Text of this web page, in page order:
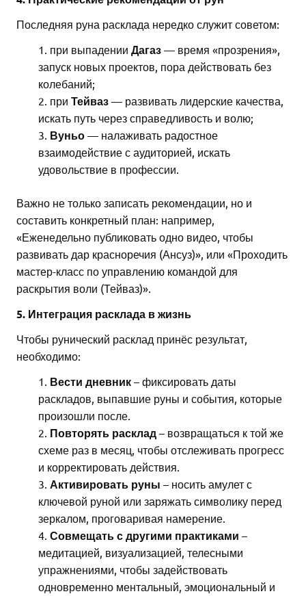
Последняя руна расклада нередко служит советом:
при выпадении Дагаз — время «прозрения»,
запуск новых проектов, пора действовать без
колебаний;
при Тейваз — развивать лидерские качества,
искать путь через справедливость и волю;
Вуньо — налаживать радостное
взаимодействие с аудиторией, искать
удовольствие в профессии.
Важно не только записать рекомендации, но и
составить конкретный план: например,
«Еженедельно публиковать одно видео, чтобы
развивать дар красноречия (Ансуз)», или «Проходить
мастер-класс по управлению командой для
раскрытия воли (Тейваз)».
5. Интеграция расклада в жизнь
Чтобы рунический расклад принёс результат,
необходимо:
Вести дневник – фиксировать даты
раскладов, выпавшие руны и события, которые
произошли после.
Повторять расклад – возвращаться к той же
схеме раз в месяц, чтобы отслеживать прогресс
и корректировать действия.
Активировать руны – носить амулет с
ключевой руной или заряжать символику перед
зеркалом, проговаривая намерение.
Совмещать с другими практиками –
медитацией, визуализацией, телесными
упражнениями, чтобы задействовать
одновременно ментальный, эмоциональный и